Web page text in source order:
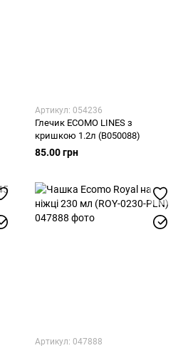
Артикул: 054236
Глечик ECOMO LINES з
кришкою 1.2л (B050088)
85.00 грн
Артикул: 047888